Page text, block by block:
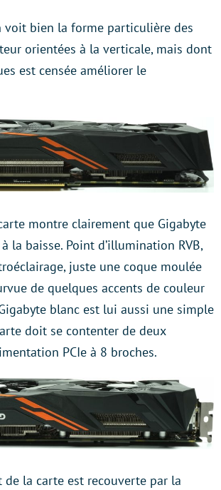
voit bien la forme particulière des
orientées à la verticale, mais dont
est censée améliorer le
montre clairement que Gigabyte
la baisse. Point d’illumination RVB,
juste une coque moulée
de quelques accents de couleur
blanc est lui aussi une simple
doit se contenter de deux
PCIe à 8 broches.
de la carte est recouverte par la